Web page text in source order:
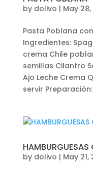
by dolivo | May
Pasta Poblana
Ingredientes:
crema Chile
semillas Cilantro
Ajo Leche Crema
servir
HAMBURGUESAS
by dolivo | May 21,